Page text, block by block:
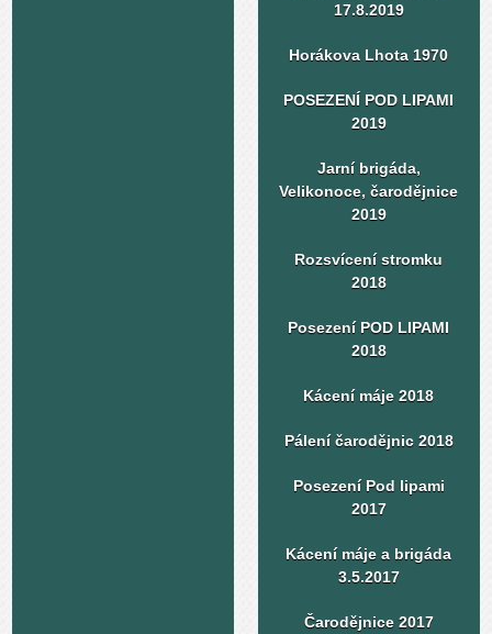
17.8.2019
Horákova Lhota 1970
POSEZENÍ POD LIPAMI
2019
Jarní brigáda,
Velikonoce, čarodějnice
2019
Rozsvícení stromku
2018
Posezení POD LIPAMI
2018
Kácení máje 2018
Pálení čarodějnic 2018
Posezení Pod lipami
2017
Kácení máje a brigáda
3.5.2017
Čarodějnice 2017